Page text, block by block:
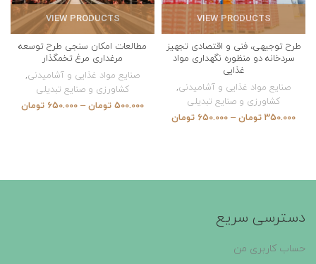
VIEW PRODUCTS
طرح توجیهی، فنی و اقتصادی تجهیز
سردخانه دو منظوره نگهداری مواد
غذایی
صنایع مواد غذایی و آشامیدنی,
کشاورزی و صنایع تبدیلی
350.000 تومان–
650.000 تومان
VIEW PRODUCTS
مطالعات امکان سنجی طرح توسعه
مرغداری مرغ تخمگذار
صنایع مواد غذایی و آشامیدنی,
کشاورزی و صنایع تبدیلی
500.000 تومان–
650.000 تومان
دسترسی سریع
حساب کاربری من